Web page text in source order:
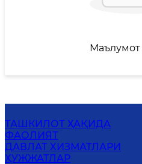
Маълумот
ТАШКИЛОТ ҲАҚИДА
ФАОЛИЯТ
ДАВЛАТ ХИЗМАТЛАРИ
ҲУЖЖАТЛАР